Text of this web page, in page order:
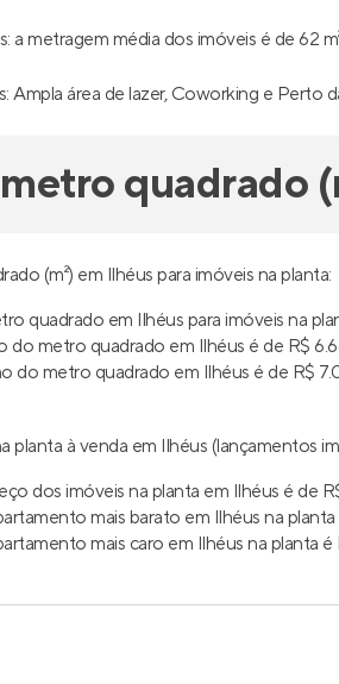
a metragem média dos imóveis é de 62
Ampla área de lazer, Coworking e Perto
quadrado
(m²) em Ilhéus para imóveis na planta:
quadrado em Ilhéus para imóveis na
do metro quadrado em Ilhéus é de R$
do metro quadrado em Ilhéus é de R$
planta à venda em Ilhéus (lançamentos
dos imóveis na planta em Ilhéus é de
mais barato em Ilhéus na
mais caro em Ilhéus na planta